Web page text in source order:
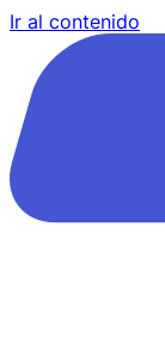
Ir al contenido